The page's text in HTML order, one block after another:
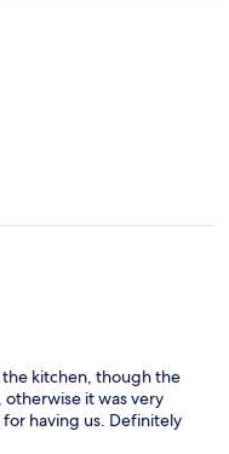
kitchen, though the
it was very
having us. Definitely